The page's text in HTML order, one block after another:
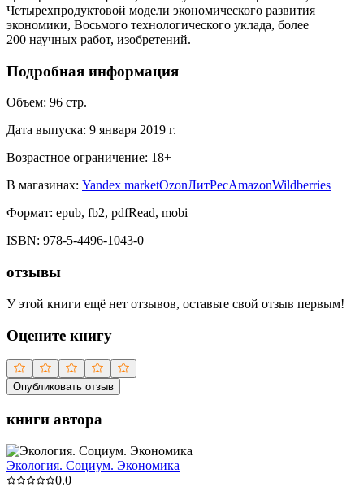
Четырехпродуктовой модели экономического развития
экономики, Восьмого технологического уклада, более
200 научных работ, изобретений.
Подробная информация
Объем: 96 стр.
Дата выпуска: 9 января 2019 г.
Возрастное ограничение: 18+
В магазинах: Yandex marketOzonЛитРесAmazonWildberries
Формат: epub, fb2, pdfRead, mobi
ISBN: 978-5-4496-1043-0
отзывы
У этой книги ещё нет отзывов, оставьте свой отзыв первым!
Оцените книгу
Опубликовать отзыв
книги автора
Экология. Социум. Экономика
0.0